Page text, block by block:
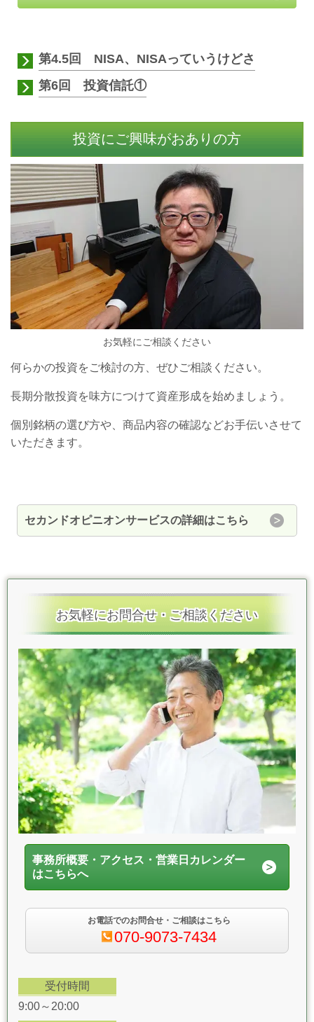
第4.5回 NISA、NISAっていうけどさ
第6回 投資信託①
投資にご興味がおありの方
お気軽にご相談ください
何らかの投資をご検討の方、ぜひご相談ください。
長期分散投資を味方につけて資産形成を始めましょう。
個別銘柄の選び方や、商品内容の確認などお手伝いさせて
いただきます。
セカンドオピニオンサービスの詳細はこちら
お気軽にお問合せ・ご相談ください
事務所概要・アクセス・営業日カレンダー
はこちらへ
お電話でのお問合せ・ご相談はこちら
070-9073-7434
受付時間
9:00～20:00